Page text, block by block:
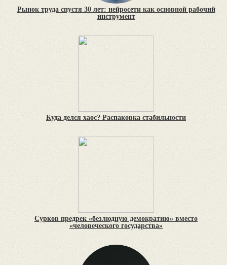
Рынок труда спустя 30 лет: нейросети как основной рабочий
инструмент
Куда делся хаос? Распаковка стабильности
Сурков предрек «безлюдную демократию» вместо
«человеческого государства»